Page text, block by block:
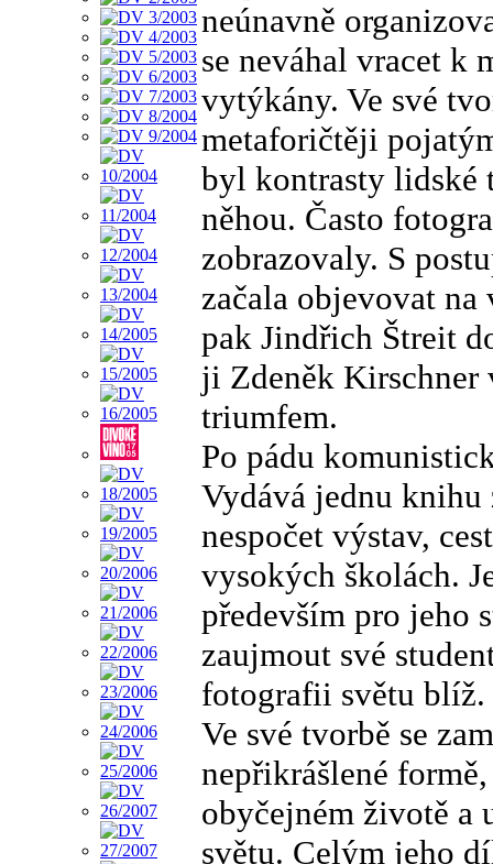
neúnavně
se neváhal vracet k
vytýkány. Ve své
metaforičtěji
byl kontrasty lidské
něhou. Často
zobrazovaly. S
začala objevovat na
pak Jindřich Štreit
ji Zdeněk Kirschner
triumfem.
Po pádu
Vydává jednu
nespočet výstav,
vysokých školách.
především pro jeho
zaujmout své
fotografii světu blíž.
Ve své tvorbě se
nepřikrášlené
obyčejném životě a
světu. Celým jeho